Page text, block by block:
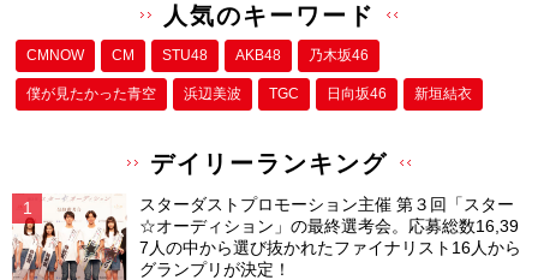
人気のキーワード
CMNOW CM STU48 AKB48 乃木坂46
僕が⾒たかった⻘空 浜辺美波 TGC 日向坂46 新垣結衣
デイリーランキング
スターダストプロモーション主催 第３回「スター
☆オーディション」の最終選考会。応募総数16,39
7人の中から選び抜かれたファイナリスト16人から
グランプリが決定！